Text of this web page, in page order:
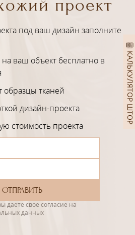
КАЛЬКУЛЯТОР ШТОР
проект
под ваш дизайн заполните
ваш объект бесплатно в
тканей
дизайн-проекта
стоимость проекта
даете свое согласие на
данных